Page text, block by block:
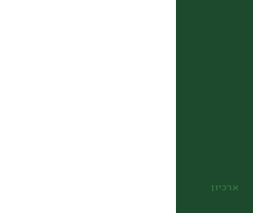
ארכיון